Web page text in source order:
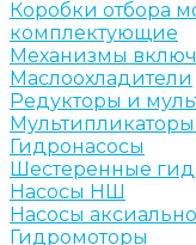
Коробки отбора
комплектующие
Механизмы
Маслоохладители
Редукторы и
Гидронасосы
Шестеренные
Насосы НШ
Насосы
Гидромоторы